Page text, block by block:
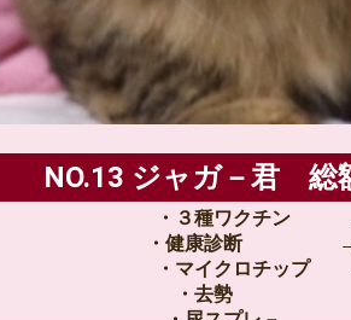
NO.13 ジャガ－君
・３種ワクチン
・健康診断 →
・マイクロチッ
・去勢